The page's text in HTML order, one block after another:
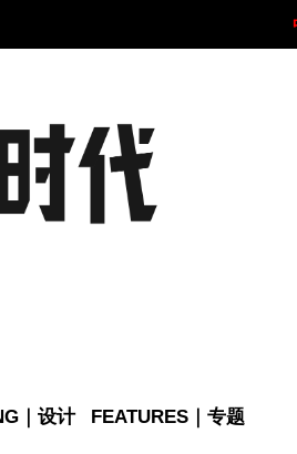
｜设计 FEATURES｜专题